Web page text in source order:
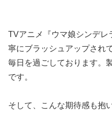
TVアニメ『ウマ娘シンデ
寧にブラッシュアップされ
毎日を過ごしております。
です。
そして、こんな期待感も抱